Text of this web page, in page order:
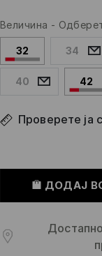
Величина -
32 34
40 42
Проверете ја
ДОДАЈ